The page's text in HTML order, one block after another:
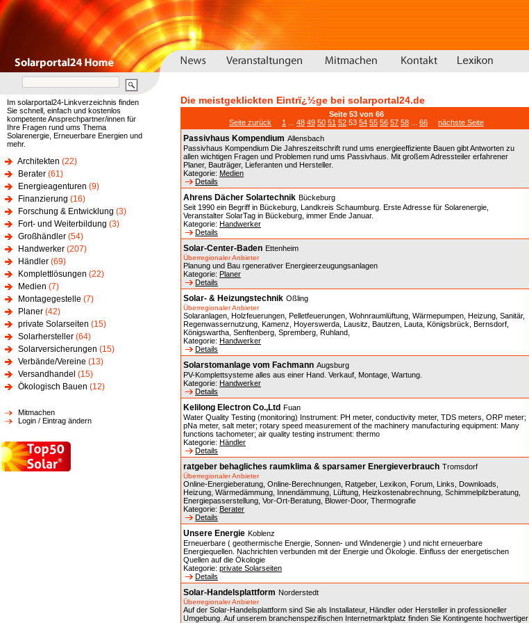
Im solarportal24-Linkverzeichnis finden
Sie schnell, einfach und kostenlos
kompetente Ansprechpartner/innen für
Ihre Fragen rund ums Thema
Solarenergie, Erneuerbare Energien und
mehr.
Architekten (22)
Berater (61)
Energieagenturen (9)
Finanzierung (16)
Forschung & Entwicklung (3)
Fort- und Weiterbildung (3)
Großhändler (54)
Handwerker (207)
Händler (69)
Komplettlösungen (22)
Medien (7)
Montagegestelle (7)
Planer (42)
private Solarseiten (15)
Solarhersteller (64)
Solarversicherungen (15)
Verbände/Vereine (13)
Versandhandel (15)
Ökologisch Bauen (12)
Mitmachen
Login / Eintrag ändern
Die meistgeklickten Eintrï¿½ge bei solarportal24.de
Seite 53 von 66
Seite zurück
1 48 49 50 51 52 53 54 55 56 57 58 66 nächste Seite
Passivhaus Kompendium Allensbach
Passivhaus Kompendium Die Jahreszeitschrift rund ums energieeffiziente Bauen gibt Antworten zu
allen wichtigen Fragen und Problemen rund ums Passivhaus. Mit großem Adressteiler erfahrener
Planer, Bauträger, Lieferanten und Hersteller.
Kategorie: Medien
Details
Ahrens Dächer Solartechnik Bückeburg
Seit 1990 ein Begriff in Bückeburg, Landkreis Schaumburg. Erste Adresse für Solarenergie,
Veranstalter SolarTag in Bückeburg, immer Ende Januar.
Kategorie: Handwerker
Details
Solar-Center-Baden Ettenheim
Überregionaler Anbieter
Planung und Bau rgenerativer Energieerzeugungsanlagen
Kategorie: Planer
Details
Solar- & Heizungstechnik Oßling
Überregionaler Anbieter
Solaranlagen, Holzfeuerungen, Pelletfeuerungen, Wohnraumlüftung, Wärmepumpen, Heizung, Sanitär,
Regenwassernutzung, Kamenz, Hoyerswerda, Lausitz, Bautzen, Lauta, Königsbrück, Bernsdorf,
Königswartha, Senftenberg, Spremberg, Ruhland,
Kategorie: Handwerker
Details
Solarstomanlage vom Fachmann Augsburg
PV-Komplettsysteme alles aus einer Hand. Verkauf, Montage, Wartung.
Kategorie: Handwerker
Details
Kelilong Electron Co.,Ltd Fuan
Water Quality Testing (monitoring) Instrument: PH meter, conductivity meter, TDS meters, ORP meter;
pNa meter, salt meter; rotary speed measurement of the machinery manufacturing equipment: Many
functions tachometer; air quality testing instrument: thermo
Kategorie: Händler
Details
ratgeber behagliches raumklima & sparsamer Energieverbrauch Tromsdorf
Überregionaler Anbieter
Online-Energieberatung, Online-Berechnungen, Ratgeber, Lexikon, Forum, Links, Downloads,
Heizung, Wärmedämmung, Innendämmung, Lüftung, Heizkostenabrechnung, Schimmelpilzberatung,
Energiepasserstellung, Vor-Ort-Beratung, Blower-Door, Thermografie
Kategorie: Berater
Details
Unsere Energie Koblenz
Erneuerbare ( geothermische Energie, Sonnen- und Windenergie ) und nicht erneuerbare
Energiequellen. Nachrichten verbunden mit der Energie und Ökologie. Einfluss der energetischen
Quellen auf die Ökologie
Kategorie: private Solarseiten
Details
Solar-Handelsplattform Norderstedt
Überregionaler Anbieter
Auf der Solar-Handelsplattform sind Sie als Installateur, Händler oder Hersteller in professioneller
Umgebung. Auf unserem branchenspezifischen Internetmarktplatz finden Sie Kontingente hochwertiger